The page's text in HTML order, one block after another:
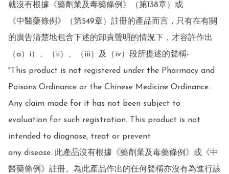
就沒有根據《藥劑業及毒藥條例》（第138章）或
《中醫藥條例》（第549章）註冊的產品而言，只有在有關
的廣告清楚地包含下述的卸責聲明的情況下，才容許作出
（a）i）、（ii）、（iii）及（iv）段所提述的聲稱-
"This product is not registered under the Pharmacy and
Poisons Ordinance or the Chinese Medicine Ordinance.
Any claim made for it has not been subject to
evaluation for such registration. This product is not
intended to diagnose, treat or prevent
any disease. 此產品沒有根據《藥劑業及毒藥條例》或《中
醫藥條例》註冊。為此產品作出的任何聲稱亦沒有為進行該